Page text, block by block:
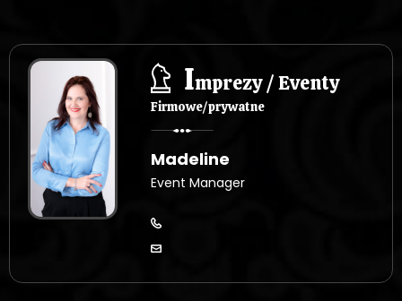
Imprezy / Eventy
Firmowe/prywatne
Madeline
Event Manager